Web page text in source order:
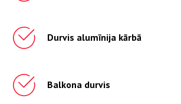
Durvis alumīnija kārbā
Balkona durvis